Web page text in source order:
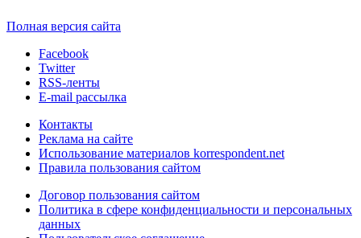
Полная версия сайта
Facebook
Twitter
RSS-ленты
E-mail рассылка
Контакты
Реклама на сайте
Использование материалов korrespondent.net
Правила пользования сайтом
Договор пользования сайтом
Политика в сфере конфиденциальности и персональных
данных